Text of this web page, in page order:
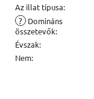
Az illat típusa:
? Domináns
összetevők:
Évszak:
Nem: